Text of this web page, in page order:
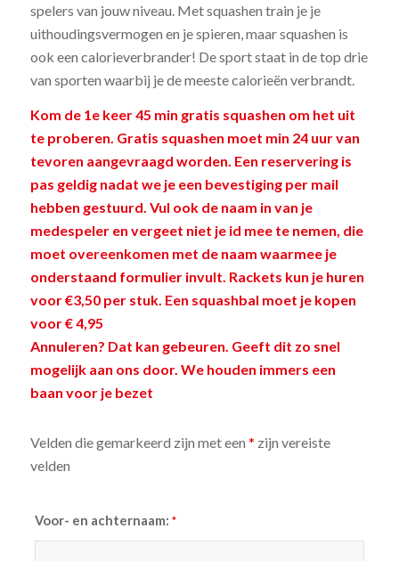
spelers van jouw niveau. Met squashen train je je
uithoudingsvermogen en je spieren, maar squashen is
ook een calorieverbrander! De sport staat in de top drie
van sporten waarbij je de meeste calorieën verbrandt.
Kom de 1e keer 45 min gratis squashen om het uit
te proberen. Gratis squashen moet min 24 uur van
tevoren aangevraagd worden. Een reservering is
pas geldig nadat we je een bevestiging per mail
hebben gestuurd. Vul ook de naam in van je
medespeler en vergeet niet je id mee te nemen, die
moet overeenkomen met de naam waarmee je
onderstaand formulier invult. Rackets kun je huren
voor €3,50 per stuk. Een squashbal moet je kopen
voor € 4,95
Annuleren? Dat kan gebeuren. Geeft dit zo snel
mogelijk aan ons door. We houden immers een
baan voor je bezet
Velden die gemarkeerd zijn met een * zijn vereiste
velden
Voor- en achternaam: *